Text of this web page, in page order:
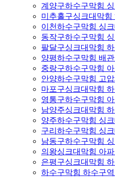
계양구하수구막힘
미추홀구싱크대막힘
이천하수구막힘 싱
동작구하수구막힘
팔달구싱크대막힘
양평하수구막힘 배
중랑구하수구막힘
안양하수구막힘 고
마포구싱크대막힘
영통구하수구막힘
남양주싱크대막힘
양주하수구막힘 싱
구리하수구막힘 싱
남동구하수구막힘
의왕싱크대막힘 아
은평구싱크대막힘
하수구막힘 하수구